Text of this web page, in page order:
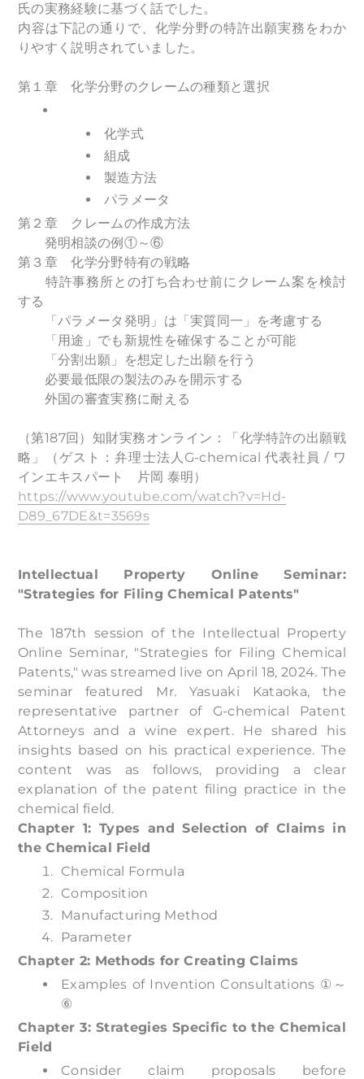
氏の実務経験に基づく話でした。
内容は下記の通りで、化学分野の特許出願実務をわか
りやすく説明されていました。
第１章化学分野のクレームの種類と選択
化学式
組成
製造方法
パラメータ
第２章 クレームの作成方法
発明相談の例①～⑥
第３章 化学分野特有の戦略
特許事務所との打ち合わせ前にクレーム案を検討
する
「パラメータ発明」は「実質同一」を考慮する
「用途」でも新規性を確保することが可能
「分割出願」を想定した出願を行う
必要最低限の製法のみを開示する
外国の審査実務に耐える
（第187回）知財実務オンライン：「化学特許の出願戦
略」（ゲスト：弁理士法人G-chemical 代表社員 / ワ
インエキスパート 片岡 泰明）
https://www.youtube.com/watch?v=Hd-
D89_67DE&t=3569s
Intellectual Property Online Seminar:
"Strategies for Filing Chemical Patents"
The 187th session of the Intellectual Property
Online Seminar, "Strategies for Filing Chemical
Patents," was streamed live on April 18, 2024. The
seminar featured Mr. Yasuaki Kataoka, the
representative partner of G-chemical Patent
Attorneys and a wine expert. He shared his
insights based on his practical experience. The
content was as follows, providing a clear
explanation of the patent filing practice in the
chemical field.
Chapter 1: Types and Selection of Claims in
the Chemical Field
Chemical Formula
Composition
Manufacturing Method
Parameter
Chapter 2: Methods for Creating Claims
Examples of Invention Consultations ①～
⑥
Chapter 3: Strategies Specific to the Chemical
Field
Consider claim proposals before